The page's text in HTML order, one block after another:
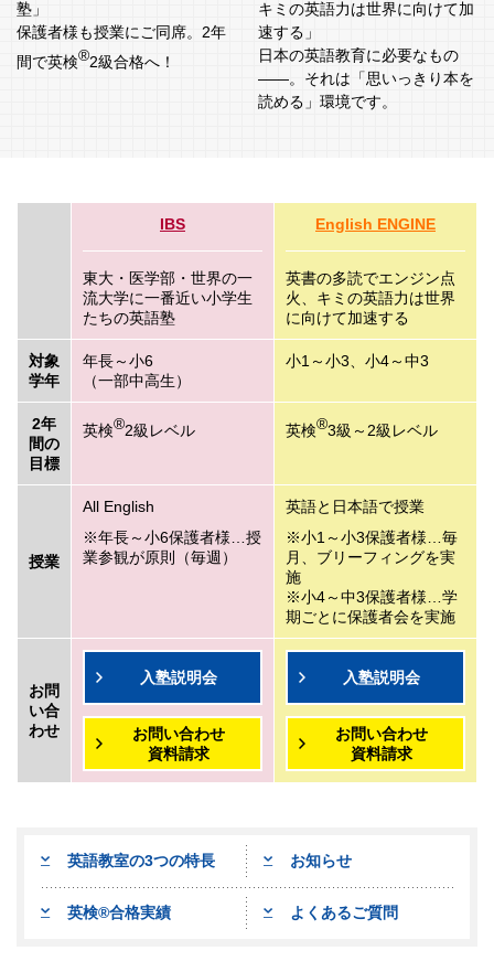
塾」
保護者様も授業にご同席。2年
間で英検®2級合格へ！
キミの英語力は世界に向けて加
速する」
日本の英語教育に必要なもの
――。それは「思いっきり本を
読める」環境です。
IBS
東大・医学部・世界の一
流大学に一番近い小学生
たちの英語塾
English ENGINE
英書の多読でエンジン点
火、キミの英語力は世界
に向けて加速する
対象
学年
年長～小6
（一部中高生）
小1～小3、小4～中3
2年
間の
目標
英検®2級レベル 英検®3級～2級レベル
授業
All English
年長～小6保護者様…授
業参観が原則（毎週）
英語と日本語で授業
小1～小3保護者様…毎
月、ブリーフィングを実
施
小4～中3保護者様…学
期ごとに保護者会を実施
お問
い合
わせ
入塾説明会
お問い合わせ
資料請求
入塾説明会
お問い合わせ
資料請求
英語教室の3つの特長 お知らせ
英検®合格実績 よくあるご質問